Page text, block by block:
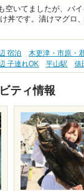
空いてましたが、バ
丼です。漬けマグロ
宿泊 木更津・市原・
子連れOK
平山駅 俵
ティ情報